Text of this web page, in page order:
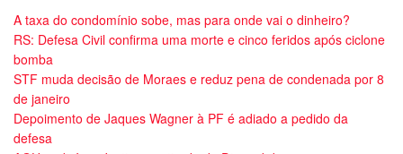
A taxa do condomínio sobe, mas para onde vai o dinheiro?
RS: Defesa Civil confirma uma morte e cinco feridos após ciclone
bomba
STF muda decisão de Moraes e reduz pena de condenada por 8
de janeiro
Depoimento de Jaques Wagner à PF é adiado a pedido da
defesa